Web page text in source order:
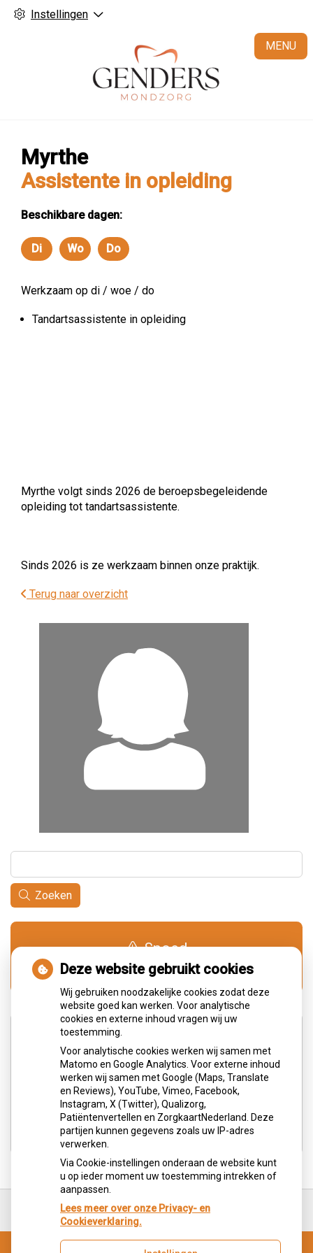
Instellingen
MENU
Myrthe
Assistente in opleiding
Beschikbare dagen:
Dinsdag
Di Woensdag
Wo Donderdag
Do
Werkzaam op di / woe / do
Tandartsassistente in opleiding
Myrthe volgt sinds 2026 de beroepsbegeleidende
opleiding tot tandartsassistente.
Sinds 2026 is ze werkzaam binnen onze praktijk.
Terug naar overzicht
Zoeken
Spoed
0900-1515
Adresgegevens
Wilhelminastraat 3
6373JS Landgraaf
045 5315 764
balie@mondzorggenders.nl
de
Deze website gebruikt cookies
Wij gebruiken noodzakelijke cookies zodat deze
website goed kan werken. Voor analytische
cookies en externe inhoud vragen wij uw
toestemming.
Voor analytische cookies werken wij samen met
Matomo en Google Analytics. Voor externe inhoud
werken wij samen met Google (Maps, Translate
en Reviews), YouTube, Vimeo, Facebook,
Instagram, X (Twitter), Qualizorg,
Patiëntenvertellen en ZorgkaartNederland. Deze
partijen kunnen gegevens zoals uw IP-adres
verwerken.
Via Cookie-instellingen onderaan de website kunt
u op ieder moment uw toestemming intrekken of
aanpassen.
Lees meer over onze Privacy- en
Cookieverklaring.